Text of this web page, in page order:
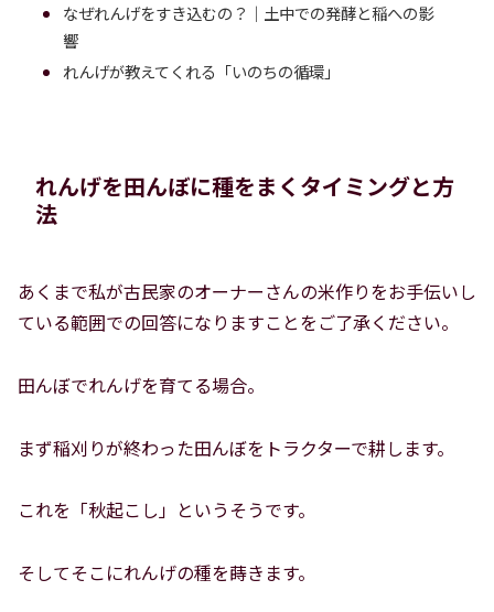
なぜれんげをすき込むの？｜土中での発酵と稲への影
響
れんげが教えてくれる「いのちの循環」
れんげを田んぼに種をまくタイミングと方
法
あくまで私が古民家のオーナーさんの米作りをお手伝いし
ている範囲での回答になりますことをご了承ください。
田んぼでれんげを育てる場合。
まず稲刈りが終わった田んぼをトラクターで耕します。
これを「秋起こし」というそうです。
そしてそこにれんげの種を蒔きます。